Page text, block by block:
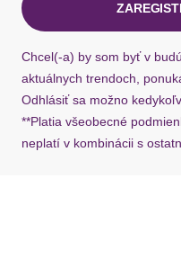
Chcel(-a) by som byť v
aktuálnych trendoch,
Odhlásiť sa možno
**Platia všeobecné
neplatí v kombinácii s